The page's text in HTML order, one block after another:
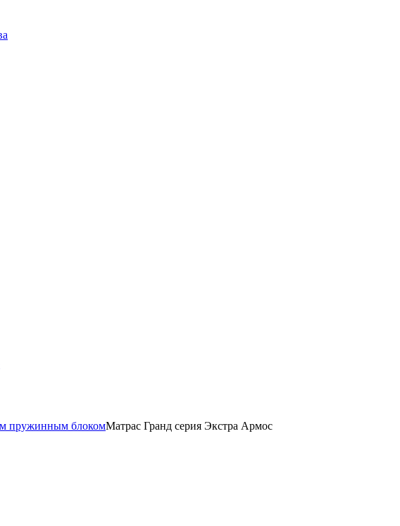
пружинным блокомМатрас Гранд серия Экстра Армос